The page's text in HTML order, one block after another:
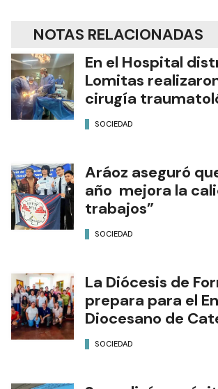
NOTAS RELACIONADAS
En el Hospital
Lomitas
cirugía
SOCIEDAD
Aráoz aseguró
año mejora la
trabajos”
SOCIEDAD
La Diócesis de
prepara para el
Diocesano de
SOCIEDAD